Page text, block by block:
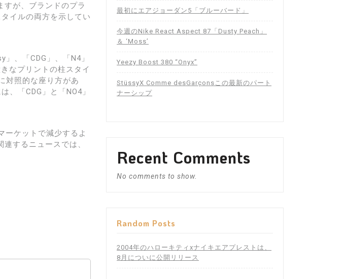
すが、ブランドのプラ
イルの両方を示してい
、「CDG」、「N4」
なプリントの柱スタイ
対照的な座り方があ
、「CDG」と「NO4」
ーケットで減少するよ
するニュースでは、
最初にエアジョーダン5「ブルーバード」
今週のNike React Aspect 87「Dusty Peach」
＆ ‘Moss’
Yeezy Boost 380 “Onyx”
StüssyX Comme desGarçonsこの最新のパート
ナーシップ
Recent Comments
No comments to show.
Random Posts
2004年のハローキティxナイキエアプレストは、
8月についに公開リリース